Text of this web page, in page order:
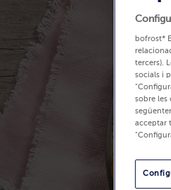
bofrost*
tercers).
socials i
sobre les
acceptar